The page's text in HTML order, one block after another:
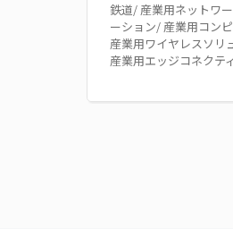
鉄道/ 産業用ネットワ
ーション/ 産業用コン
産業用ワイヤレスソリ
産業用エッジコネクテ